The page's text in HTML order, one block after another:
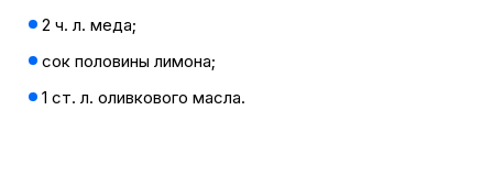
2 ч. л. меда;
сок половины лимона;
1 ст. л. оливкового масла.